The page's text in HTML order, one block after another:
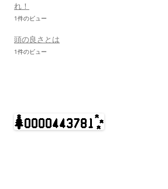
れ！
1件のビュー
頭の良さとは
1件のビュー